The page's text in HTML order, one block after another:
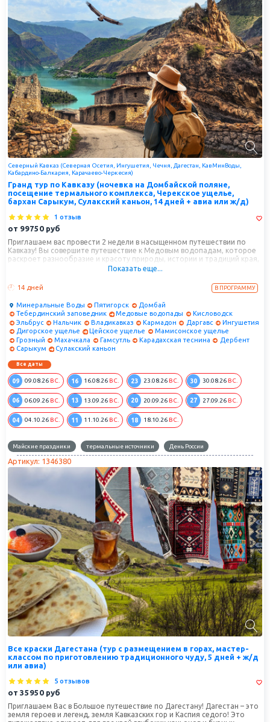
Северный Кавказ (Северная Осетия, Ингушетия, Чечня, Дагестан, КавМинВоды,
Кабардино-Балкария, Карачаево-Черкесия)
Гранд тур по Кавказу (ночевка на Домбайской поляне,
посещение термального комплекса, Черекское ущелье,
бархан Сарыкум, Сулакский каньон, 14 дней + авиа или ж/д)
1 отзыв
от 99750 руб
Приглашаем вас провести 2 недели в насыщенном путешествии по
Кавказу! Вы совершите путешествие к Медовым водопадам, которое
раскроет разнообразие и красоту природы, истории и традиций края,
увидите Аул Гамсутль, который часто называют село-призрак или
Северного Кавказа - Эльбрус!
Показать еще...
14 дней В ПРОГРАММУ
Минеральные Воды Пятигорск
Домбай
Тебердинский заповедник
Медовые водопады
Кисловодск
Эльбрус
Нальчик Владикавказ Кармадон Даргавс
Ингушетия
Дигорское ущелье
Цейское ущелье
Мамисонское ущелье
Грозный
Махачкала Гамсутль Карадахская теснина
Дербент
Сарыкум
Сулакский каньон
Все даты
09 09.08.26 ВС. 16 16.08.26 ВС. 23 23.08.26 ВС. 30 30.08.26 ВС.
06 06.09.26 ВС. 13 13.09.26 ВС. 20 20.09.26 ВС. 27 27.09.26 ВС.
04 04.10.26 ВС. 11 11.10.26 ВС. 18 18.10.26 ВС.
Майские праздники термальные источники День России
Артикул: 1346380
Все краски Дагестана (тур с размещением в горах, мастер-
классом по приготовлению традиционного чуду, 5 дней + ж/д
или авиа)
5 отзывов
от 35950 руб
Приглашаем Вас в Большое путешествие по Дагестану! Дагестан – это
земля героев и легенд, земля Кавказских гор и Каспия седого! Это